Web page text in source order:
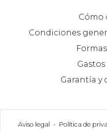
Cómo
Condiciones
Garantía y
Aviso legal - Política de